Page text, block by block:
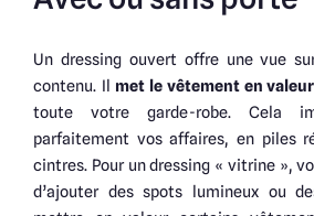
Un dressing ouvert offre une vue
contenu. Il met le vêtement en valeur
toute votre garde-robe. Cela
parfaitement vos affaires, en piles
cintres. Pour un dressing « vitrine »,
d’ajouter des spots lumineux ou